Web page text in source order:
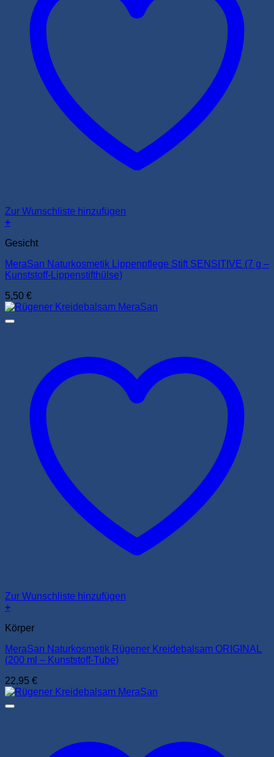
Zur Wunschliste hinzufügen
+
Gesicht
MeraSan Naturkosmetik Lippenpflege Stift SENSITIVE (7 g –
Kunststoff-Lippenstifthülse)
5,50 €
Zur Wunschliste hinzufügen
+
Körper
MeraSan Naturkosmetik Rügener Kreidebalsam ORIGINAL
(200 ml – Kunststoff-Tube)
22,95 €